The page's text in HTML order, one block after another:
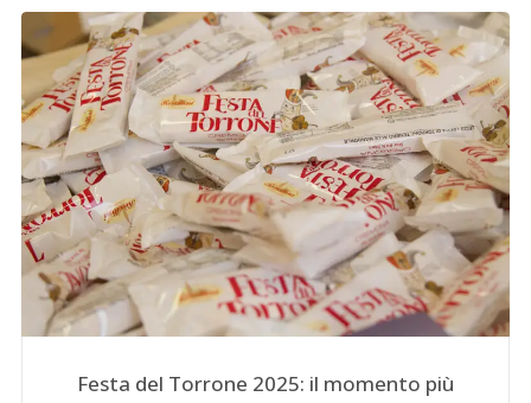
Festa del Torrone 2025: il momento più